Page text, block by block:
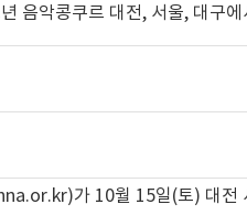
음악콩쿠르 대전, 서울, 대구
)가 10월 15일(토) 대전